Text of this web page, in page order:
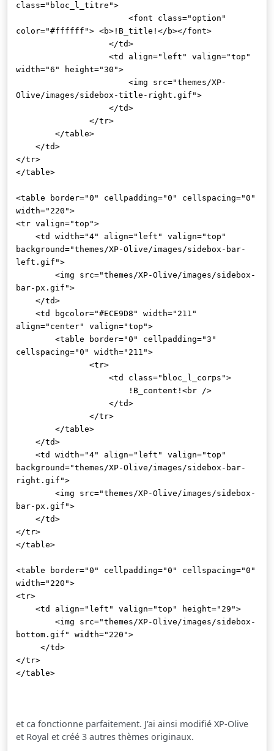
class="bloc_l_titre">
<font class="option"
color="#ffffff"> <b>!B_title!</b></font>
</td>
<td align="left" valign="top"
width="6" height="30">
<img src="themes/XP-
Olive/images/sidebox-title-right.gif">
</td>
</tr>
</table>
</td>
</tr>
</table>
<table border="0" cellpadding="0" cellspacing="0"
width="220">
<tr valign="top">
<td width="4" align="left" valign="top"
background="themes/XP-Olive/images/sidebox-bar-
left.gif">
<img src="themes/XP-Olive/images/sidebox-
bar-px.gif">
</td>
<td bgcolor="#ECE9D8" width="211"
align="center" valign="top">
<table border="0" cellpadding="3"
cellspacing="0" width="211">
<tr>
<td class="bloc_l_corps">
!B_content!<br />
</td>
</tr>
</table>
</td>
<td width="4" align="left" valign="top"
background="themes/XP-Olive/images/sidebox-bar-
right.gif">
<img src="themes/XP-Olive/images/sidebox-
bar-px.gif">
</td>
</tr>
</table>
<table border="0" cellpadding="0" cellspacing="0"
width="220">
<tr>
<td align="left" valign="top" height="29">
<img src="themes/XP-Olive/images/sidebox-
bottom.gif" width="220">
</td>
</tr>
</table>
et ca fonctionne parfaitement. J'ai ainsi modifié XP-Olive
et Royal et créé 3 autres thèmes originaux.